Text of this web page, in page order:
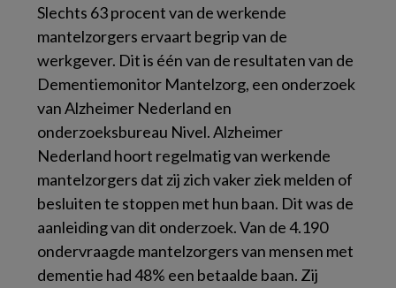
Slechts 63 procent van de werkende
mantelzorgers ervaart begrip van de
werkgever. Dit is één van de resultaten van de
Dementiemonitor Mantelzorg, een onderzoek
vanAlzheimer Nederland en
onderzoeksbureau Nivel. Alzheimer
Nederland hoort regelmatig van werkende
mantelzorgers dat zij zich vaker ziek melden of
besluiten te stoppen met hun baan. Dit was de
aanleiding van dit onderzoek. Van de 4.190
ondervraagde mantelzorgers van mensen met
dementie had 48% een betaalde baan. Zij